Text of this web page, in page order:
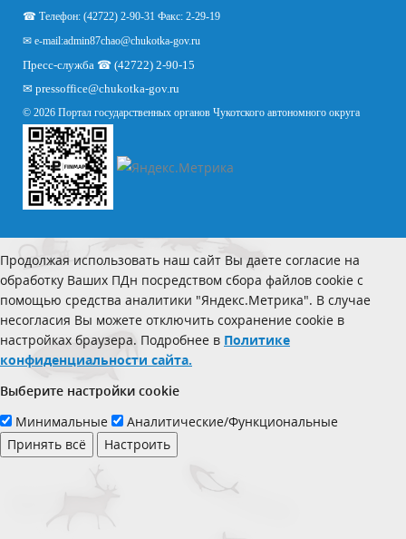
☎ Телефон: (42722) 2-90-31 Факс: 2-29-19
✉ e-mail:admin87chao@chukotka-gov.ru
Пресс-служба ☎ (42722) 2-90-15
✉ pressoffice@chukotka-gov.ru
© 2026 Портал государственных органов Чукотского автономного округа
Продолжая использовать наш сайт Вы даете согласие на
обработку Ваших ПДн посредством сбора файлов cookie с
помощью средства аналитики "Яндекс.Метрика". В случае
несогласия Вы можете отключить сохранение cookie в
настройках браузера. Подробнее в Политике
конфиденциальности сайта.
Выберите настройки cookie
Минимальные
Аналитические/Функциональные
Принять всё
Настроить